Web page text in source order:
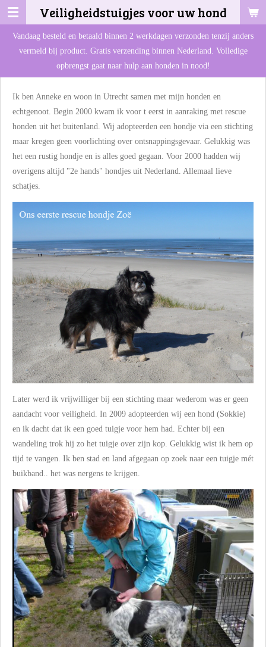
Ga
direct
Veiligheidstuigjes voor uw hond
Vandaag besteld en betaald binnen 2 werkdagen verzonden tenzij anders
vermeld bij product. Gratis verzending binnen Nederland. Volledige
opbrengst gaat naar hulp aan honden in nood!
Ik ben Anneke en woon in Utrecht samen met mijn honden en
echtgenoot. Begin 2000 kwam ik voor t eerst in aanraking met rescue
honden uit het buitenland. Wij adopteerden een hondje via een stichting
maar kregen geen voorlichting over ontsnappingsgevaar. Gelukkig was
het een rustig hondje en is alles goed gegaan. Voor 2000 hadden wij
overigens altijd "2e hands" hondjes uit Nederland. Allemaal lieve
schatjes.
Later werd ik vrijwilliger bij een stichting maar wederom was er geen
aandacht voor veiligheid. In 2009 adopteerden wij een hond (Sokkie)
en ik dacht dat ik een goed tuigje voor hem had. Echter bij een
wandeling trok hij zo het tuigje over zijn kop. Gelukkig wist ik hem op
tijd te vangen. Ik ben stad en land afgegaan op zoek naar een tuigje mét
buikband.. het was nergens te krijgen.